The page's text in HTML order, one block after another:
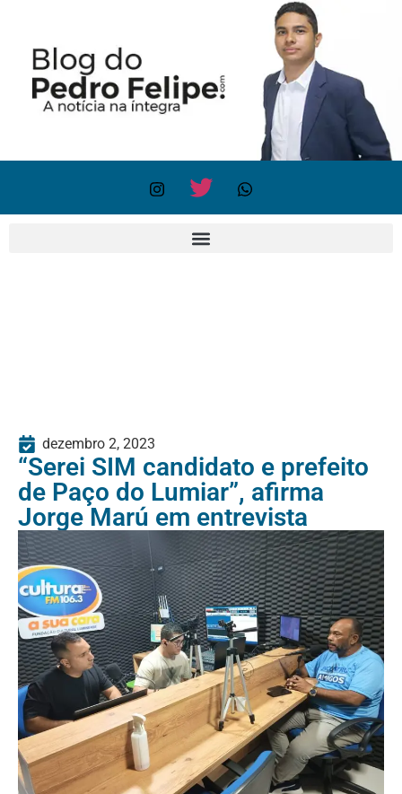
dezembro 2, 2023
“Serei SIM candidato e prefeito
de Paço do Lumiar”, afirma
Jorge Marú em entrevista